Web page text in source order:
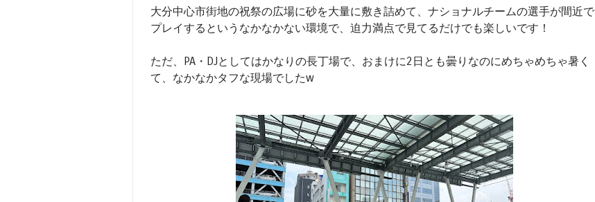
大分中心市街地の祝祭の広場に砂を大量に敷き詰めて、ナショナルチームの選手が間近で
プレイするというなかなかない環境で、迫力満点で見てるだけでも楽しいです！
ただ、PA・DJとしてはかなりの長丁場で、おまけに2日とも曇りなのにめちゃめちゃ暑く
て、なかなかタフな現場でしたw